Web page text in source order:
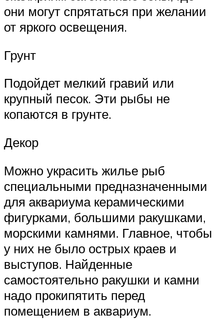
они могут спрятаться при желании
от яркого освещения.
Грунт
Подойдет мелкий гравий или
крупный песок. Эти рыбы не
копаются в грунте.
Декор
Можно украсить жилье рыб
специальными предназначенными
для аквариума керамическими
фигурками, большими ракушками,
морскими камнями. Главное, чтобы
у них не было острых краев и
выступов. Найденные
самостоятельно ракушки и камни
надо прокипятить перед
помещением в аквариум.